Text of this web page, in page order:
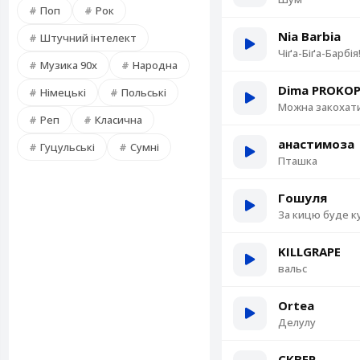
Поп
Рок
Штучний інтелект
Музика 90х
Народна
Німецькі
Польські
Реп
Класична
Гуцульські
Сумні
Nia Barbia
Чіґа-Біґа-Барбія!
Dima
Можна
анастимоза
Пташка
Гошуля
За кицю буде
KILLGRAPE
вальс
Ortea
Делулу